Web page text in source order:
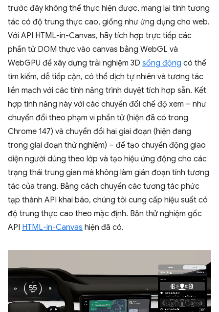
trước đây không thể thực hiện được, mang lại tính tương
tác có độ trung thực cao, giống như ứng dụng cho web.
Với API HTML-in-Canvas, hãy tích hợp trực tiếp các
phần tử DOM thực vào canvas bằng WebGL và
WebGPU để xây dựng trải nghiệm 3D sống động có thể
tìm kiếm, dễ tiếp cận, có thể dịch tự nhiên và tương tác
liền mạch với các tính năng trình duyệt tích hợp sẵn. Kết
hợp tính năng này với các chuyển đổi chế độ xem – như
chuyển đổi theo phạm vi phần tử (hiện đã có trong
Chrome 147) và chuyển đổi hai giai đoạn (hiện đang
trong giai đoạn thử nghiệm) – để tạo chuyển động giao
diện người dùng theo lớp và tạo hiệu ứng động cho các
trạng thái trung gian mà không làm gián đoạn tính tương
tác của trang. Bằng cách chuyển các tương tác phức
tạp thành API khai báo, chúng tôi cung cấp hiệu suất có
độ trung thực cao theo mặc định. Bản thử nghiệm gốc
API HTML-in-Canvas hiện đã có.